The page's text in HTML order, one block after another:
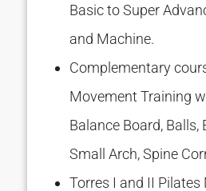
Basic to Super
and Machine.
Complementary
Movement Training
Balance Board, Balls,
Small Arch, Spine
Torres I and II